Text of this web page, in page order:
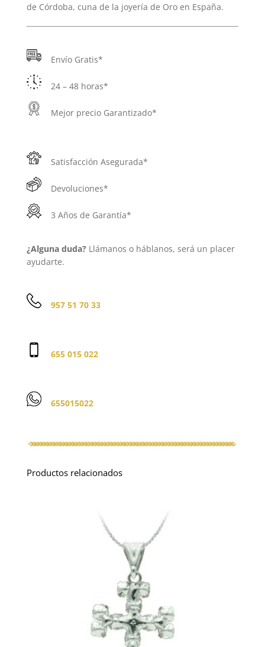
de Córdoba, cuna de la joyería de Oro en España.
Envío Gratis*
24 – 48 horas*
Mejor precio Garantizado*
Satisfacción Asegurada*
Devoluciones*
3 Años de Garantía*
¿Alguna duda?Llámanos o háblanos, será un placer
ayudarte.
957 51 70 33
655 015 022
655015022
Productos relacionados